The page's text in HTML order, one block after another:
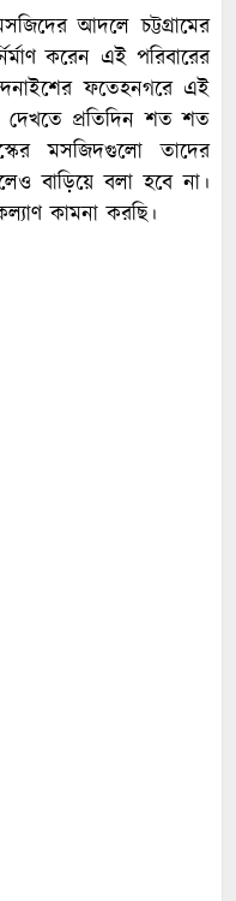
আদলে চট্টগ্রামের
করেন এই পরিবারের
ফতেহনগরে এই
দেখতে প্রতিদিন শত শত
মসজিদগুলো তাদের
বাড়িয়ে বলা হবে না।
কামনা করছি।